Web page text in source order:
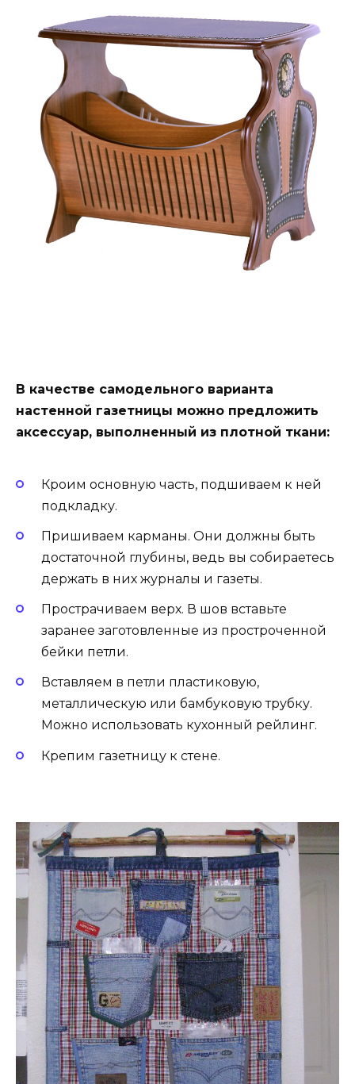
В качестве самодельного варианта
настенной газетницы можно предложить
аксессуар, выполненный из плотной ткани:
Кроим основную часть, подшиваем к ней
подкладку.
Пришиваем карманы. Они должны быть
достаточной глубины, ведь вы собираетесь
держать в них журналы и газеты.
Прострачиваем верх. В шов вставьте
заранее заготовленные из простроченной
бейки петли.
Вставляем в петли пластиковую,
металлическую или бамбуковую трубку.
Можно использовать кухонный рейлинг.
Крепим газетницу к стене.